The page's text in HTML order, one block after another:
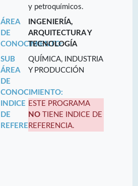
y petroquímicos.
ÁREA
DE
CONOCIMIENTO:
INGENIERÍA,
ARQUITECTURA Y
TECNOLOGÍA
SUB
ÁREA
DE
CONOCIMIENTO:
QUÍMICA, INDUSTRIA
Y PRODUCCIÓN
INDICE
DE
REFERENCIA:
ESTE PROGRAMA
NO TIENE INDICE DE
REFERENCIA.